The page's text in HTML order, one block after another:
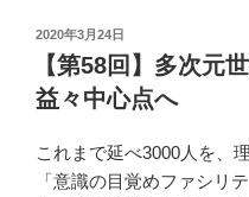
投
日:
2020年3月24日
【第58回】多次元
益々中心点へ
これまで延べ3000人を、
「意識の目覚めファシリ